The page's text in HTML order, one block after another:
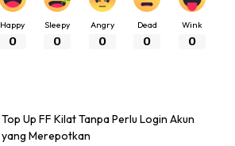
Happy
0
Sleepy
0
Angry
0
Dead
0
Wink
0
Top Up FF Kilat Tanpa Perlu Login Akun
yang Merepotkan